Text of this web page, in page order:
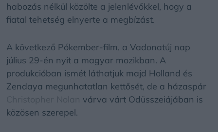
habozás nélkül közölte a jelenlévőkkel, hogy a
fiatal tehetség elnyerte a megbízást.
A következő Pókember-film, a Vadonatúj nap
július 29-én nyit a magyar mozikban. A
produkcióban ismét láthatjuk majd Holland és
Zendaya megunhatatlan kettősét, de a házaspár
várva várt Odüsszeiájában is
közösen szerepel.